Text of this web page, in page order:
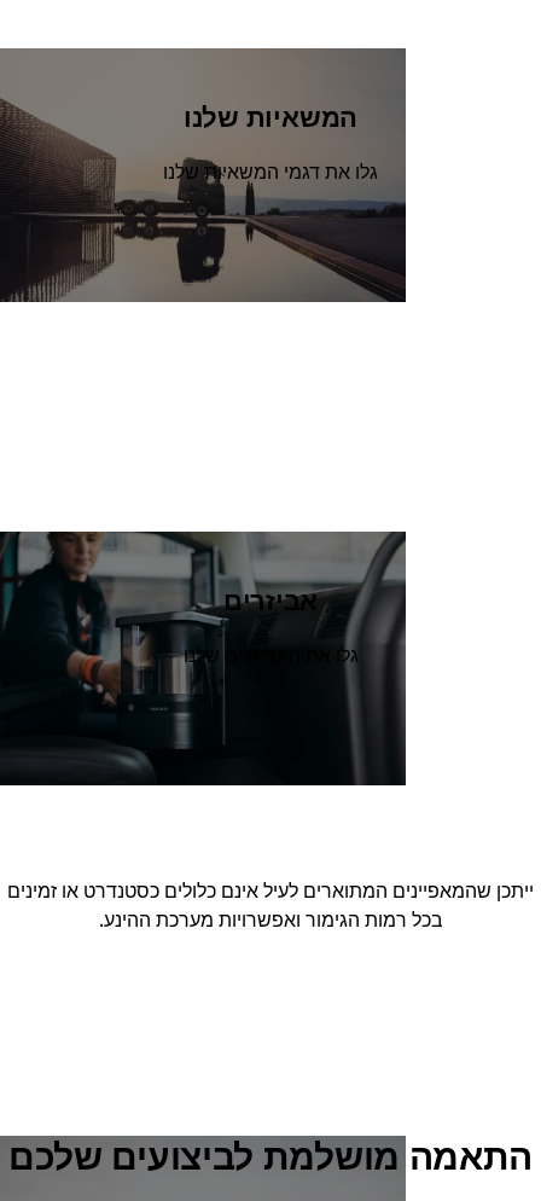
המשאיות שלנו
גלו את דגמי המשאיות שלנו
אביזרים
גלו את האביזרים שלנו
ייתכן שהמאפיינים המתוארים לעיל אינם כלולים כסטנדרט או זמינים
בכל רמות הגימור ואפשרויות מערכת ההינע.
התאמה מושלמת לביצועים שלכם